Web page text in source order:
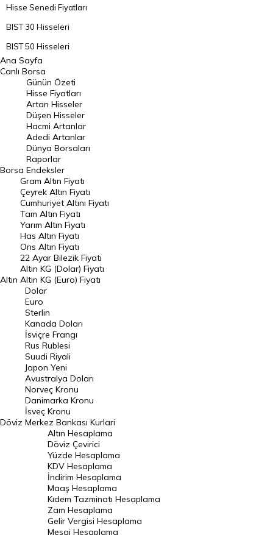
Hisse Senedi Fiyatları
BIST 30 Hisseleri
BIST 50 Hisseleri
BIST 100 Hisseleri
En Çok Artan Hisseler
En Çok Düşen Hisseler
Hacmi Artanlar
Geçmiş Kapanışlar
Dünya Borsaları
Raporlar
Endeksler
DÖVİZ
Döviz Kuru
Dolar Kuru
Euro Kuru
Pound Kuru
Frank Kuru
Riyal Kuru
Avustralya Doları
Danimarka Kronu Kuru
Kanada Doları Kuru
Norveç Kronu Kuru
İsveç Kronu Kuru
Japon Yeni Kuru
Serbest Piyasa Döviz Kurları
Merkez Bankası Döviz Kurları
Ana Sayfa
Canlı Borsa
Borsa
Günün Özeti
Hisse Fiyatları
Artan Hisseler
Düşen Hisseler
Hacmi Artanlar
Adedi Artanlar
Dünya Borsaları
Raporlar
Endeksler
Altın
Gram Altın Fiyatı
Çeyrek Altın Fiyatı
Cumhuriyet Altını Fiyatı
Tam Altın Fiyatı
Yarım Altın Fiyatı
Has Altın Fiyatı
Ons Altın Fiyatı
22 Ayar Bilezik Fiyatı
Altın KG (Dolar) Fiyatı
Altın KG (Euro) Fiyatı
Döviz
Dolar
Euro
Sterlin
Kanada Doları
İsviçre Frangı
Rus Rublesi
Suudi Riyali
Japon Yeni
Avustralya Doları
Norveç Kronu
Danimarka Kronu
İsveç Kronu
Merkez Bankası Kurlari
Altın Hesaplama
Döviz Çevirici
Yüzde Hesaplama
KDV Hesaplama
İndirim Hesaplama
Maaş Hesaplama
Kıdem Tazminatı Hesaplama
Zam Hesaplama
Gelir Vergisi Hesaplama
Mesai Hesaplama